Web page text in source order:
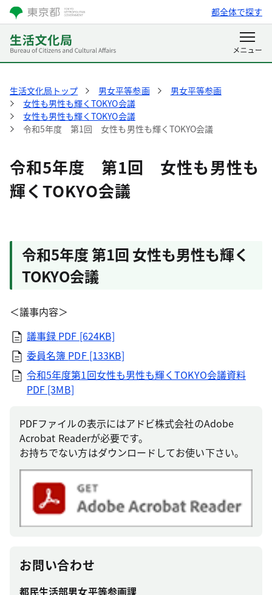
都全体で探す
生活文化局トップ 男女平等参画
男女平等参画
女性も男性も輝くTOKYO会議
女性も男性も輝くTOKYO会議
令和5年度 第1回 女性も男性も輝くTOKYO会議
令和5年度 第1回 女性も男性も
輝くTOKYO会議
令和5年度 第1回 女性も男性も輝く
TOKYO会議
＜議事内容＞
議事録 PDF [624KB]
委員名簿 PDF [133KB]
令和5年度第1回女性も男性も輝くTOKYO会議資料
PDF [3MB]
PDFファイルの表示にはアドビ株式会社のAdobe
Acrobat Readerが必要です。
お持ちでない方はダウンロードしてお使い下さい。
お問い合わせ
都民生活部男女平等参画課